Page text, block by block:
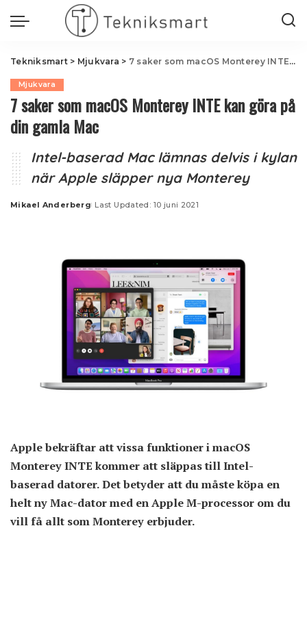
Tekniksmart> Mjukvara > 7 saker som macOS Monterey INTE kan göra på din gamla Mac
Mjukvara
7 saker som macOS Monterey INTE kan göra på
din gamla Mac
Intel-baserad Mac lämnas delvis i kylan
när Apple släpper nya Monterey
Posted
Mikael Anderberg Last Updated: 10 juni 2021
Apple bekräftar att vissa funktioner i macOS
Monterey INTE kommer att släppas till Intel-
baserad datorer. Det betyder att du måste köpa en
helt ny Mac-dator med en Apple M-processor om du
vill få allt som Monterey erbjuder.